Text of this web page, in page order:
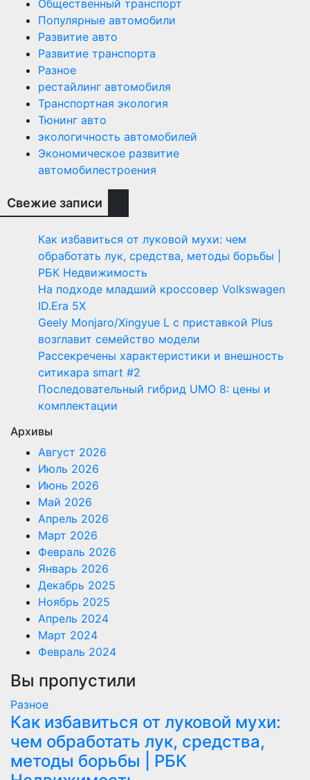
Общественный транспорт
Популярные автомобили
Развитие авто
Развитие транспорта
Разное
рестайлинг автомобиля
Транспортная экология
Тюнинг авто
экологичность автомобилей
Экономическое развитие
автомобилестроения
Свежие записи
Как избавиться от луковой мухи: чем
обработать лук, средства, методы борьбы |
РБК Недвижимость
На подходе младший кроссовер Volkswagen
ID.Era 5X
Geely Monjaro/Xingyue L с приставкой Plus
возглавит семейство модели
Рассекречены характеристики и внешность
ситикара smart #2
Последовательный гибрид UMO 8: цены и
комплектации
Архивы
Август 2026
Июль 2026
Июнь 2026
Май 2026
Апрель 2026
Март 2026
Февраль 2026
Январь 2026
Декабрь 2025
Ноябрь 2025
Апрель 2024
Март 2024
Февраль 2024
Вы пропустили
Разное
Как избавиться от луковой мухи:
чем обработать лук, средства,
методы борьбы | РБК